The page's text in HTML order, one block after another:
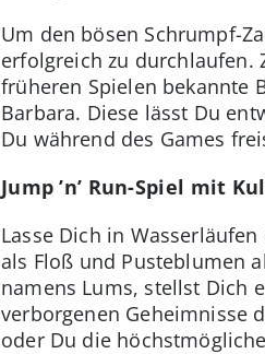
Um den bösen Schrumpf-
erfolgreich zu durchlaufen.
früheren Spielen bekannte
Barbara. Diese lässt Du
Du während des Games
Jump ’n’ Run-Spiel mit
Lasse Dich in
als Floß und Pusteblumen
namens Lums, stellst Dich
verborgenen Geheimnisse
oder Du die